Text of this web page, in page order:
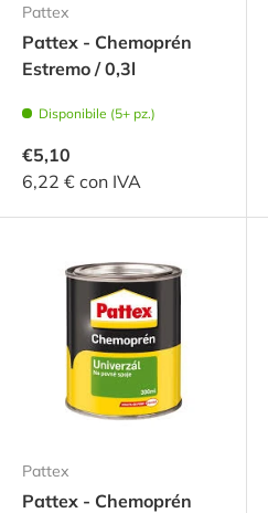
Pattex
Pattex - Chemoprén
Estremo / 0,3l
Disponibile (5+ pz.)
€5,10
6,22 € con IVA
Pattex
Pattex - Chemoprén